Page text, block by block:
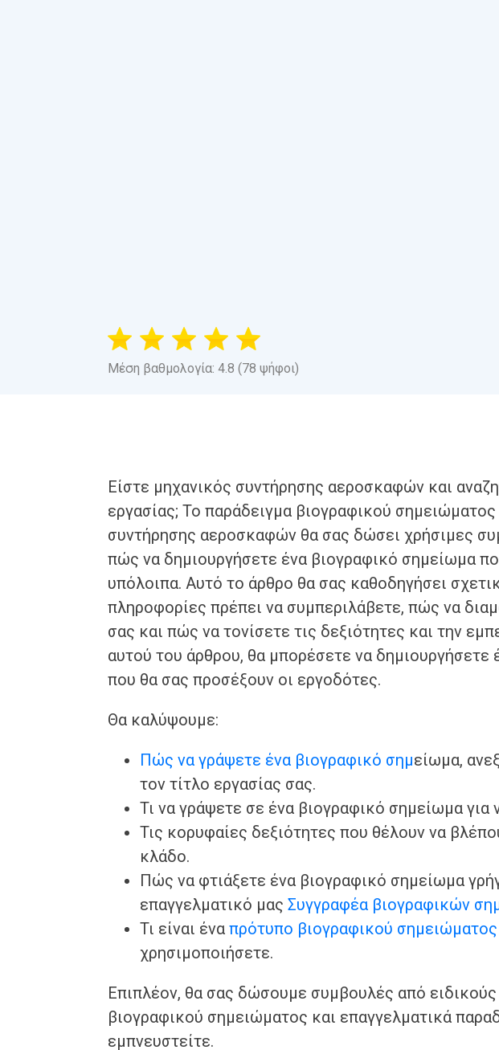
Μέση βαθμολογία: 4.8 (78 ψήφοι)
Είστε μηχανικός συντήρησης αεροσκαφών και
εργασίας; Το παράδειγμα βιογραφικού
συντήρησης αεροσκαφών θα σας δώσει χρήσιμες
πώς να δημιουργήσετε ένα βιογραφικό σημείωμα
υπόλοιπα. Αυτό το άρθρο θα σας καθοδηγήσει
πληροφορίες πρέπει να συμπεριλάβετε, πώς να
σας και πώς να τονίσετε τις δεξιότητες και την
αυτού του άρθρου, θα μπορέσετε να δημιουργήσετε
που θα σας προσέξουν οι εργοδότες.
Θα καλύψουμε:
Πώς να γράψετε ένα βιογραφικό σημείωμα,
τον τίτλο εργασίας σας.
Τι να γράψετε σε ένα βιογραφικό σημείωμα για
Τις κορυφαίες δεξιότητες που θέλουν να
κλάδο.
Πώς να φτιάξετε ένα βιογραφικό σημείωμα
επαγγελματικό μαςΣυγγραφέα βιογραφικών
Τι είναι έναπρότυπο βιογραφικού σημειώματος
χρησιμοποιήσετε.
Επιπλέον, θα σας δώσουμε συμβουλές από ειδικούς
βιογραφικού σημειώματος και επαγγελματικά
εμπνευστείτε.